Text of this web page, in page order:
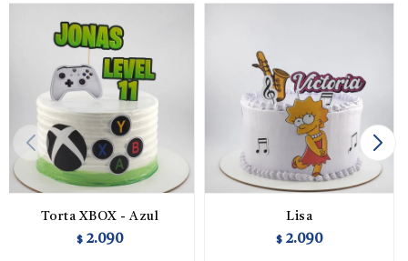
Torta XBOX - Azul
$ 2.090
Lisa
$ 2.090